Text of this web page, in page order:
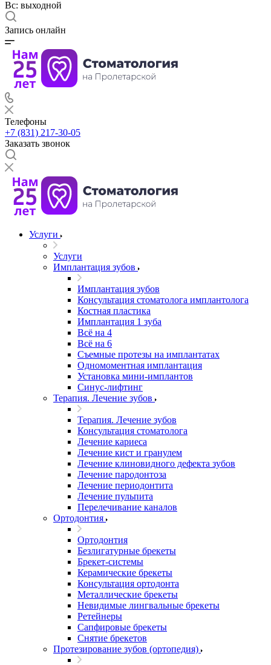
Вс: выходной
Запись онлайн
Телефоны
+7 (831) 217-30-05
Заказать звонок
Услуги
Услуги
Имплантация зубов
Имплантация зубов
Консультация стоматолога имплантолога
Костная пластика
Имплантация 1 зуба
Всё на 4
Всё на 6
Съемные протезы на имплантатах
Одномоментная имплантация
Установка мини-имплантов
Синус-лифтинг
Терапия. Лечение зубов
Терапия. Лечение зубов
Консультация стоматолога
Лечение кариеса
Лечение кист и гранулем
Лечение клиновидного дефекта зубов
Лечение пародонтоза
Лечение периодонтита
Лечение пульпита
Перелечивание каналов
Ортодонтия
Ортодонтия
Безлигатурные брекеты
Брекет-системы
Керамические брекеты
Консультация ортодонта
Металлические брекеты
Невидимые лингвальные брекеты
Ретейнеры
Сапфировые брекеты
Снятие брекетов
Протезирование зубов (ортопедия)